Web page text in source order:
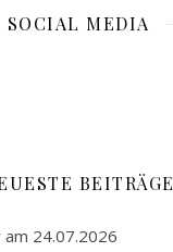
SOCIAL MEDIA
BEITRÄGE
am 24.07.2026